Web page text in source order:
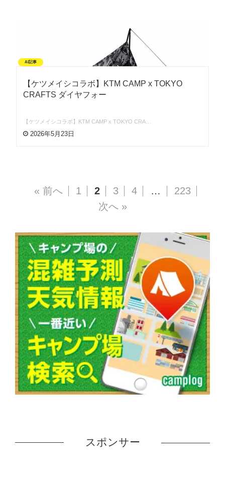
AI記事
【ケツメイシコラボ】KTM CAMP x TOKYO
CRAFTS ダイヤフォー
【ケツメイシコラボ】KTM CAMP x TOKYO CRA…
2026年5月23日
« 前へ 1 2 3 4 …
223
次へ »
スポンサー